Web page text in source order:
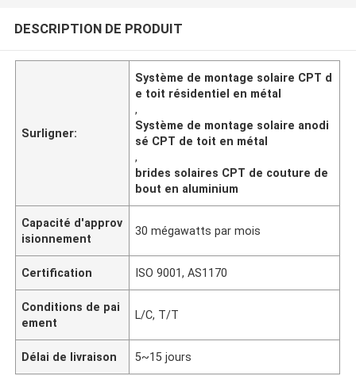
DESCRIPTION DE PRODUIT
Surligner:
Système de montage solaire CPT d
e toit résidentiel en métal
,
Système de montage solaire anodi
sé CPT de toit en métal
,
brides solaires CPT de couture de
bout en aluminium
Capacité d'approv
isionnement
30 mégawatts par mois
Certification ISO 9001, AS1170
Conditions de pai
ement
L/C, T/T
Délai de livraison 5~15 jours